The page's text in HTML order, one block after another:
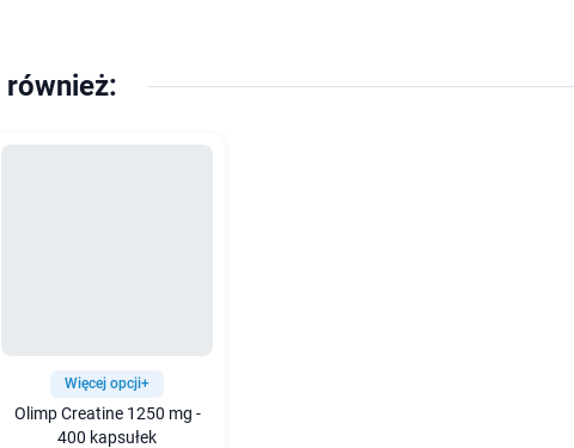
Więcej opcji+
Olimp Creatine 1250 mg -
400 kapsułek